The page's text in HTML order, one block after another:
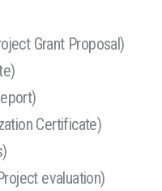
Grant Proposal)
Certificate)
evaluation)